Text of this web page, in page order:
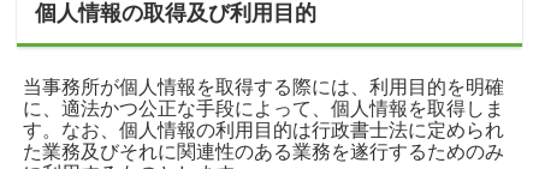
個人情報の取得及び利用目的
当事務所が個人情報を取得する際には、利用目的を明確
に、適法かつ公正な手段によって、個人情報を取得しま
す。なお、個人情報の利用目的は行政書士法に定められ
た業務及びそれに関連性のある業務を遂行するためのみ